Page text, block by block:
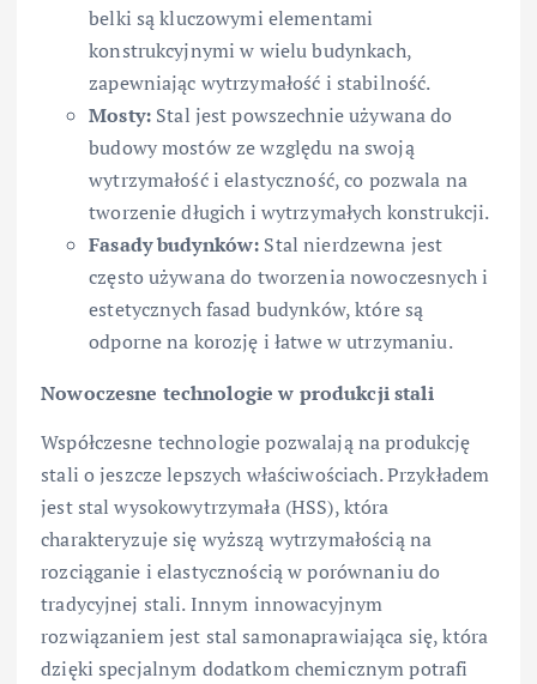
belki są kluczowymi elementami
konstrukcyjnymi w wielu budynkach,
zapewniając wytrzymałość i stabilność.
Mosty:Stal jest powszechnie używana do
budowy mostów ze względu na swoją
wytrzymałość i elastyczność, co pozwala na
tworzenie długich i wytrzymałych konstrukcji.
Fasady budynków: Stal nierdzewna jest
często używana do tworzenia nowoczesnych i
estetycznych fasad budynków, które są
odporne na korozję i łatwe w utrzymaniu.
Nowoczesne technologie w produkcji stali
Współczesne technologie pozwalają na produkcję
stali o jeszcze lepszych właściwościach. Przykładem
jest stal wysokowytrzymała (HSS), która
charakteryzuje się wyższą wytrzymałością na
rozciąganie i elastycznością w porównaniu do
tradycyjnej stali. Innym innowacyjnym
rozwiązaniem jest stal samonaprawiająca się, która
dzięki specjalnym dodatkom chemicznym potrafi